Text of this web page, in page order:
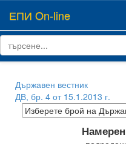
ЕПИ On-line
Държавен вестник
ДВ, бр. 4 от 15.1.2013 г.